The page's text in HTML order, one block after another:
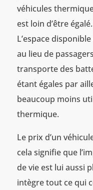
véhicules
est loin d’être
L’espace
au lieu de
transporte des
étant égales par
beaucoup moins
thermique.
Le prix d’un
cela signifie que
de vie est lui aussi
intègre tout ce qui